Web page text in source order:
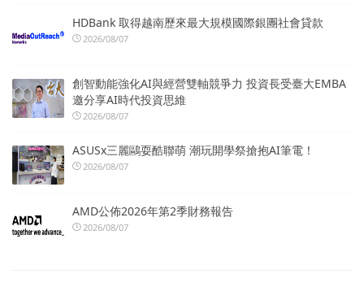
HDBank 取得越南歷來最大規模國際銀團社會貸款
2026/08/07
創智動能強化AI與經營雙軸競爭力 投資長受臺大EMBA
邀分享AI時代投資思維
2026/08/07
ASUSx三麗鷗耍酷聯萌 潮玩開學祭搶抱AI筆電！
2026/08/07
AMD公佈2026年第2季財務報告
2026/08/07